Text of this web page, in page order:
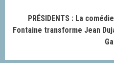
PRÉSIDENTS : La
Fontaine transforme Jean